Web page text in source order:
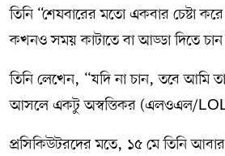
তিনি “শেষবারের মতো একবার চেষ্টা
কখনও সময় কাটাতে বা আড্ডা দিতে চান
তিনি লেখেন, “যদি না চান, তবে আমি
আসলে একটু অস্বস্তিকর (এলওএল/
প্রসিকিউটরদের মতে, ১৫ মে তিনি